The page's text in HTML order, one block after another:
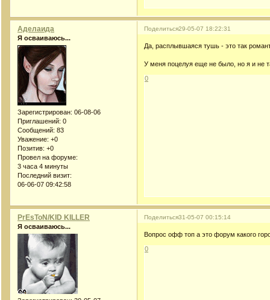
Поделиться29-05-07 18:22:31
Аделаида
Я осваиваюсь...
Зарегистрирован: 06-08-06
Приглашений: 0
Сообщений: 83
Уважение: +0
Позитив: +0
Провел на форуме:
3 часа 4 минуты
Последний визит:
06-06-07 09:42:58
Да, расплывшаяся тушь - это так
У меня поцелуя еще не было, но я и не
0
Поделиться31-05-07 00:15:14
PrEsToN/KID KILLER
Я осваиваюсь...
Вопрос офф топ а это форум какого
0